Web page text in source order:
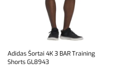
Adidas Šortai 4K 3 BAR Training
Shorts GL8943